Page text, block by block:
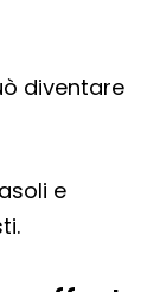
diventare
e